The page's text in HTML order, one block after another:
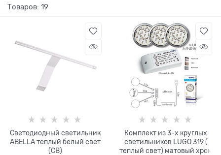
Товаров: 19
Светодиодный светильник
ABELLA теплый белый свет
(CB)
Комплект из 3-х круглых
светильников LUGO 319 (
теплый свет) матовый хром